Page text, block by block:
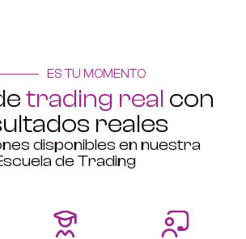
ES TU MOMENTO
trading real con
reales
disponibles en nuestra
de Trading